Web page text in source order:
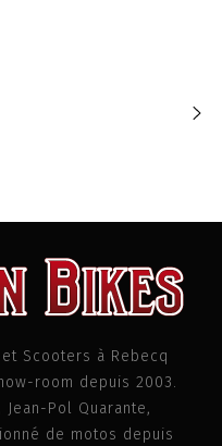
Scooters à Rebecq
room depuis 2003.
Pol Quarante,
de motos depuis